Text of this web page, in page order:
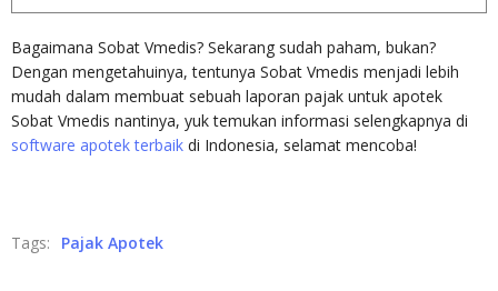
Bagaimana Sobat Vmedis? Sekarang sudah paham, bukan?
Dengan mengetahuinya, tentunya Sobat Vmedis menjadi lebih
mudah dalam membuat sebuah laporan pajak untuk apotek
Sobat Vmedis nantinya, yuk temukan informasi selengkapnya di
software apotek terbaik di Indonesia, selamat mencoba!
Tags: Pajak Apotek